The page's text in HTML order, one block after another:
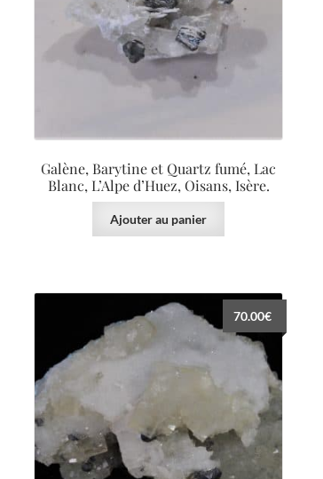
Galène, Barytine et Quartz fumé, Lac
Blanc, L’Alpe d’Huez, Oisans, Isère.
Ajouter au panier
70.00€